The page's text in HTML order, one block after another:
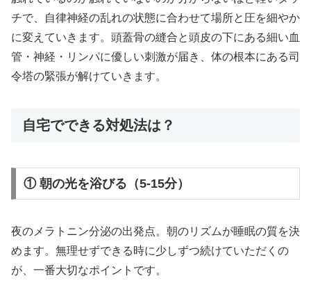
チで、自律神経の乱れの状態に合わせて場所と圧を細やか
に変えていきます。頭蓋骨の縫合と頭皮の下にある細い血
管・神経・リンパに優しい刺激が届き、体の根本にある司
令塔の緊張が解けていきます。
自宅でできる対処法は？
① 朝の光を浴びる（5-15分）
夜のメラトニン分泌の出発点。朝のリズムが睡眠の質を決
めます。無理せずできる時に少しずつ続けていただくの
が、一番大切なポイントです。